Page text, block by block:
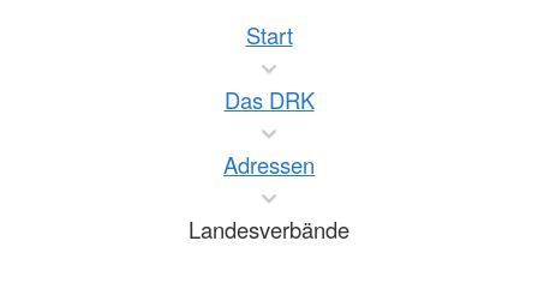
Start
Das DRK
Adressen
Landesverbände